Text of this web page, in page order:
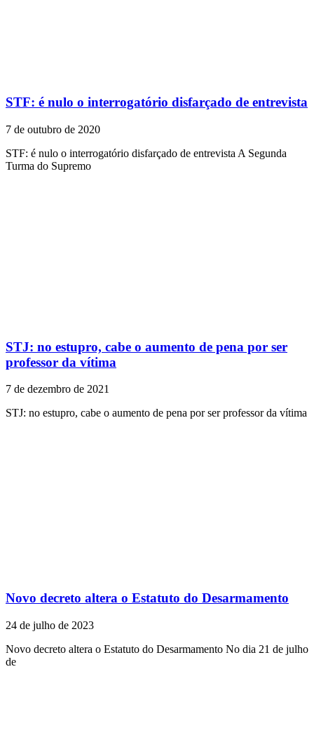
STF: é nulo o interrogatório disfarçado de entrevista
7 de outubro de 2020
STF: é nulo o interrogatório disfarçado de entrevista A Segunda
Turma do Supremo
STJ: no estupro, cabe o aumento de pena por ser
professor da vítima
7 de dezembro de 2021
STJ: no estupro, cabe o aumento de pena por ser professor da vítima
Novo decreto altera o Estatuto do Desarmamento
24 de julho de 2023
Novo decreto altera o Estatuto do Desarmamento No dia 21 de julho
de